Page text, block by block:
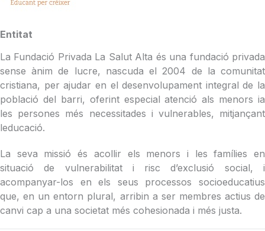
Entitat
La Fundació Privada La Salut Alta és una fundació privada
sense ànim de lucre, nascuda el 2004 de la comunitat
cristiana, per ajudar en el desenvolupament integral de la
població del barri, oferint especial atenció als menors ia
les persones més necessitades i vulnerables, mitjançant
leducació.
La seva missió és acollir els menors i les famílies en
situació de vulnerabilitat i risc d’exclusió social, i
acompanyar-los en els seus processos socioeducatius
que, en un entorn plural, arribin a ser membres actius de
canvi cap a una societat més cohesionada i més justa.